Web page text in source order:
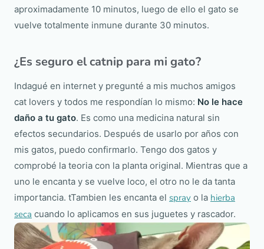
aproximadamente 10 minutos, luego de ello el gato se
vuelve totalmente inmune durante 30 minutos.
¿Es seguro el catnip para mi gato?
Indagué en internet y pregunté a mis muchos amigos
cat lovers y todos me respondían lo mismo: No le hace
daño a tu gato. Es como una medicina natural sin
efectos secundarios. Después de usarlo por años con
mis gatos, puedo confirmarlo. Tengo dos gatos y
comprobé la teoria con la planta original. Mientras que a
uno le encanta y se vuelve loco, el otro no le da tanta
importancia. tTambien les encanta el spray o la hierba
seca cuando lo aplicamos en sus juguetes y rascador.